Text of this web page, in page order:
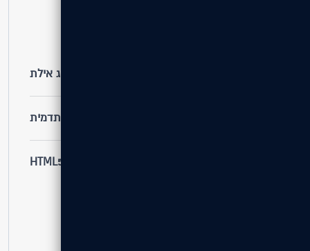
אלמוג אילת
אתרי תדמית
HTML5 / PHP / CSS3